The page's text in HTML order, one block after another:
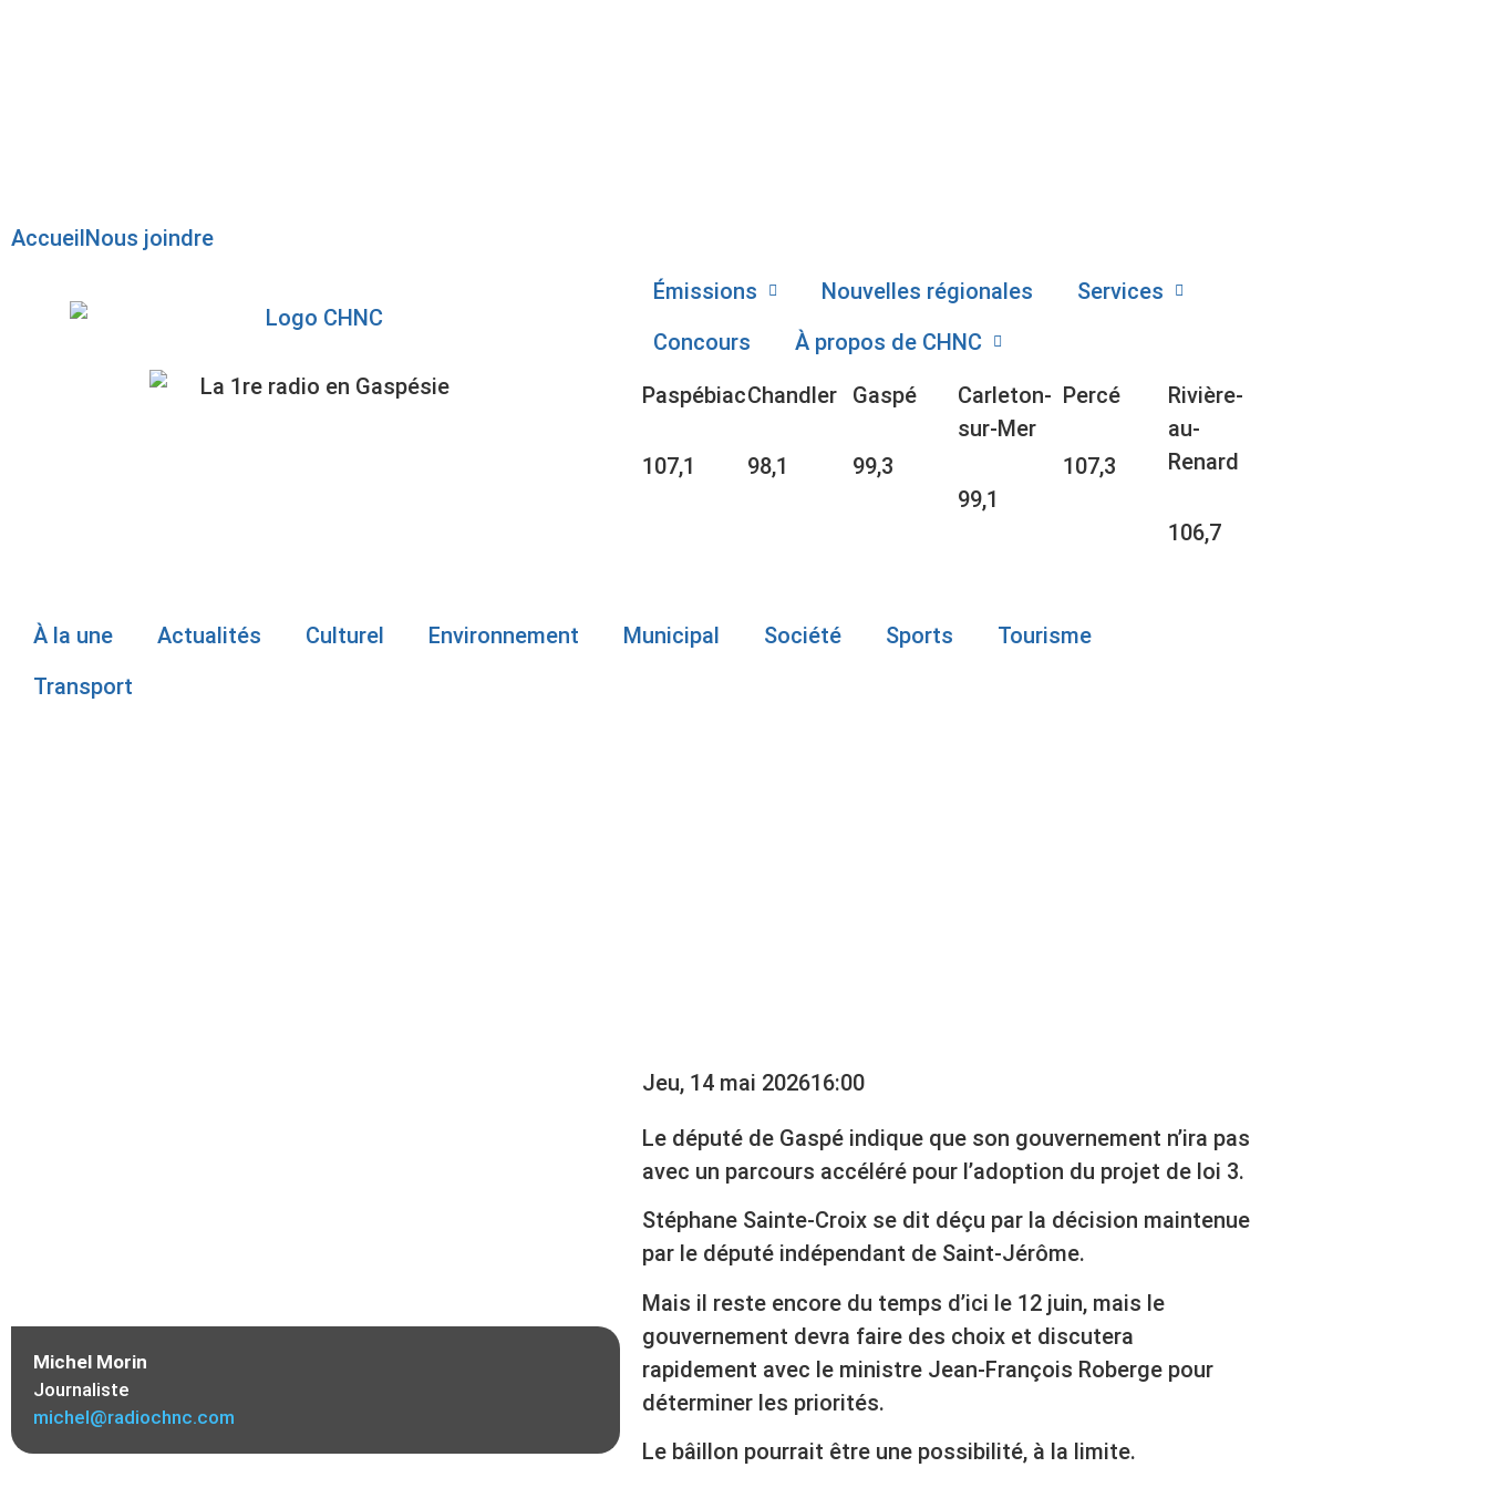
AccueilNous joindre
Émissions
Nouvelles régionales
Services
Concours
À propos de CHNC
Paspébiac
107,1
Chandler
98,1
Gaspé
99,3
Carleton-
sur-Mer
99,1
Percé
107,3
Rivière-
au-
Renard
106,7
À la une Actualités Culturel Environnement Municipal Société Sports
Tourisme
Transport
Michel Morin
Journaliste
michel@radiochnc.com
Jeu, 14 mai 202616:00
Le député de Gaspé indique que son gouvernement n’ira pas
avec un parcours accéléré pour l’adoption du projet de loi 3.
Stéphane Sainte-Croix se dit déçu par la décision maintenue
par le député indépendant de Saint-Jérôme.
Mais il reste encore du temps d’ici le 12 juin, mais le
gouvernement devra faire des choix et discutera
rapidement avec le ministre Jean-François Roberge pour
déterminer les priorités.
Le bâillon pourrait être une possibilité, à la limite.